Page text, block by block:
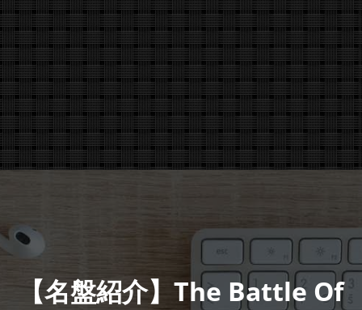
【名盤紹介】The Battle Of